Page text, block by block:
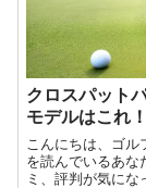
クロスパット
モデルはこれ！
こんにちは、ゴ
を読んでいるあな
ミ、評判が気にな